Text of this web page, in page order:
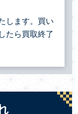
します。買い
たら買取終了